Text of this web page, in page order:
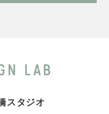
スタジオ